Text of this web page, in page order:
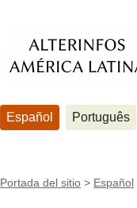
Español Português
Portada del sitio > Español